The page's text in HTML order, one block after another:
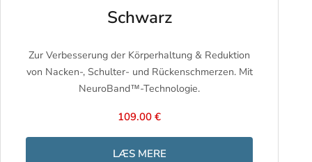
Schwarz
Zur Verbesserung der Körperhaltung & Reduktion
von Nacken-, Schulter- und Rückenschmerzen. Mit
NeuroBand™-Technologie.
109.00 €
LÆS MERE